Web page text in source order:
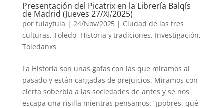
Presentación del Picatrix en la Librería Balqís
de Madrid (Jueves 27/XI/2025)
por tulaytula | 24/Nov/2025| Ciudad de las tres
culturas, Toledo, Historia y tradiciones, Investigación,
Toledanxs
La Historia son unas gafas con las que miramos al
pasado y están cargadas de prejuicios. Miramos con
cierta soberbia a las sociedades de antes y se nos
escapa una risilla mientras pensamos: “¡pobres, qué